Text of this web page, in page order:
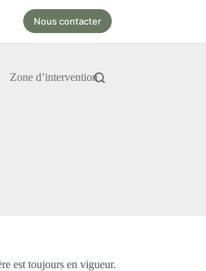
Nous contacter
Zone d’intervention
est toujours en vigueur.